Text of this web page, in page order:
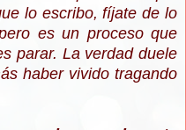
lo escribo, fíjate de lo
es un proceso que
parar. La verdad duele
haber vivido tragando